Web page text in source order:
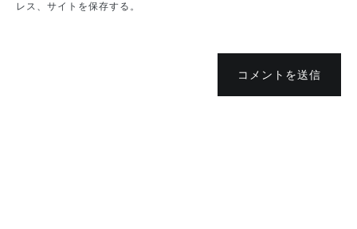
レス、サイトを保存する。
コメントを送信